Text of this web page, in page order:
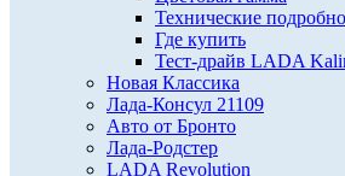
Технические
Где купить
Тест-драйв LADA
Новая Классика
Лада-Консул 21109
Авто от Бронто
Лада-Родстер
LADA Revolution